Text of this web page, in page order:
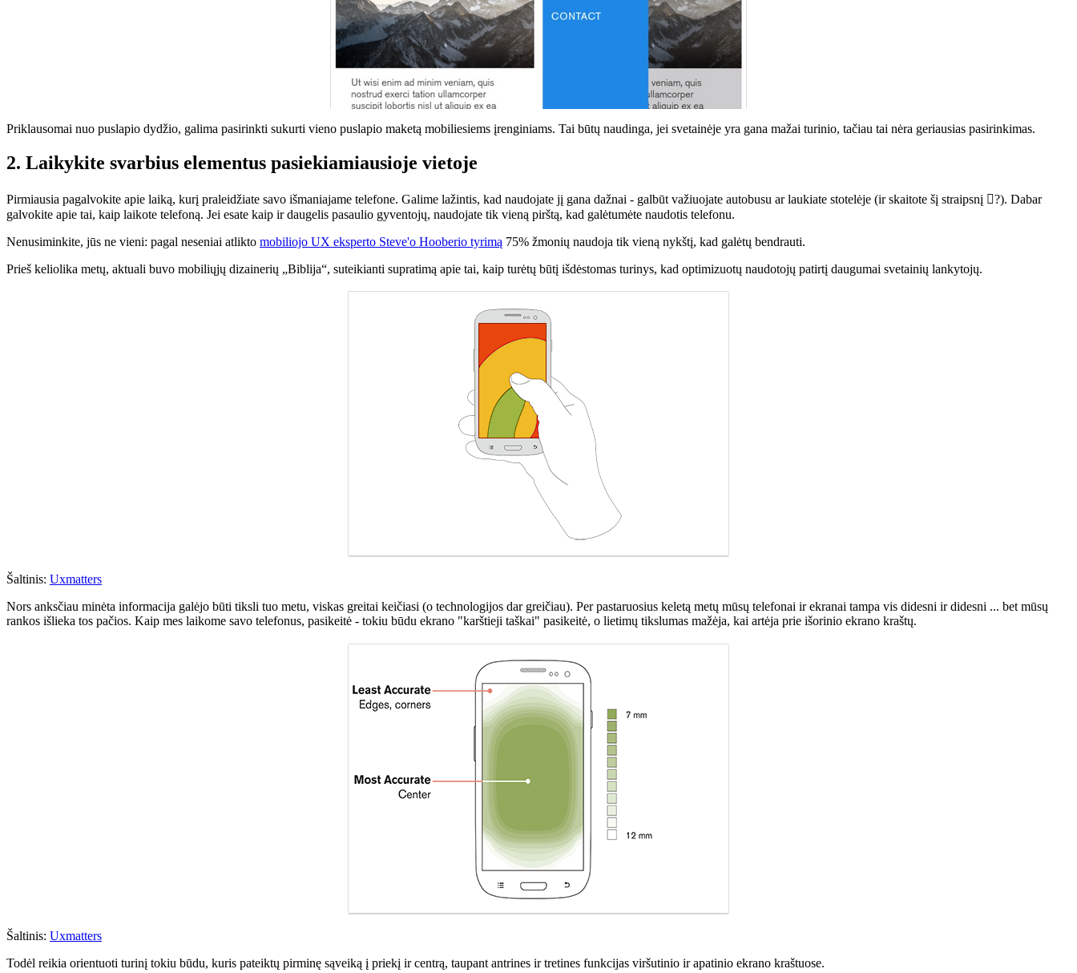
Priklausomai nuo puslapio dydžio, galima pasirinkti sukurti vieno puslapio maketą mobiliesiems įrenginiams. Tai būtų naudinga, jei svetainėje yra gana mažai turinio, tačiau tai nėra geriausias pasirinkimas.
2. Laikykite svarbius elementus pasiekiamiausioje vietoje
Pirmiausia pagalvokite apie laiką, kurį praleidžiate savo išmaniajame telefone. Galime lažintis, kad naudojate jį gana dažnai - galbūt važiuojate autobusu ar laukiate stotelėje (ir skaitote šį straipsnį ?). Dabar
galvokite apie tai, kaip laikote telefoną. Jei esate kaip ir daugelis pasaulio gyventojų, naudojate tik vieną pirštą, kad galėtumėte naudotis telefonu.
Nenusiminkite, jūs ne vieni: pagal neseniai atlikto mobiliojo UX eksperto Steve'o Hooberio tyrimą 75% žmonių naudoja tik vieną nykštį, kad galėtų bendrauti.
Prieš keliolika metų, aktuali buvo mobiliųjų dizainerių „Biblija“, suteikianti supratimą apie tai, kaip turėtų būtį išdėstomas turinys, kad optimizuotų naudotojų patirtį daugumai svetainių lankytojų.
Šaltinis: Uxmatters
Nors anksčiau minėta informacija galėjo būti tiksli tuo metu, viskas greitai keičiasi (o technologijos dar greičiau). Per pastaruosius keletą metų mūsų telefonai ir ekranai tampa vis didesni ir didesni ... bet mūsų
rankos išlieka tos pačios. Kaip mes laikome savo telefonus, pasikeitė - tokiu būdu ekrano "karštieji taškai" pasikeitė, o lietimų tikslumas mažėja, kai artėja prie išorinio ekrano kraštų.
Šaltinis: Uxmatters
Todėl reikia orientuoti turinį tokiu būdu, kuris pateiktų pirminę sąveiką į priekį ir centrą, taupant antrines ir tretines funkcijas viršutinio ir apatinio ekrano kraštuose.